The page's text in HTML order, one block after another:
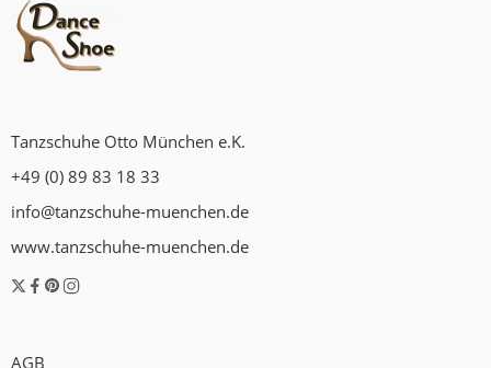
Tanzschuhe Otto München e.K.
+49 (0) 89 83 18 33
info@tanzschuhe-muenchen.de
www.tanzschuhe-muenchen.de
AGB